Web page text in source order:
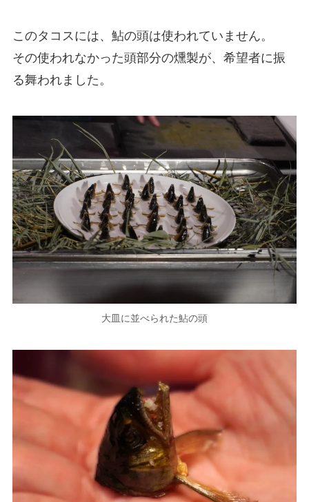
このタコスには、鮎の頭は使われていません。
その使われなかった頭部分の燻製が、希望者に振
る舞われました。
大皿に並べられた鮎の頭